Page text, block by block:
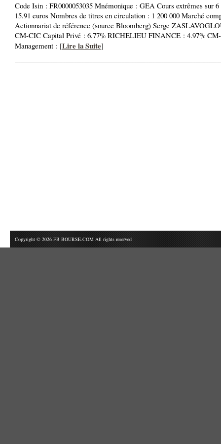
Code Isin : FR0000053035 Mnémonique : GEA Cours extrêmes sur
15.91 euros Nombres de titres en circulation : 1 200 000 Marché
Actionnariat de référence (source Bloomberg) Serge
CM-CIC Capital Privé : 6.77% RICHELIEU FINANCE : 4.97%
Management : [Lire la Suite]
Copyright © 2026 FB BOURSE.COM All rights reserved